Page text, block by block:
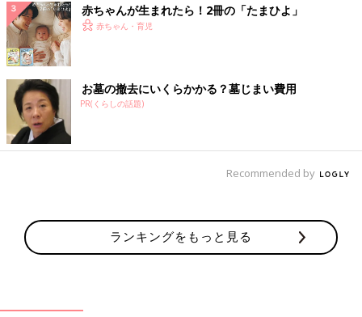
「『今までは子どもがいるからと諦めていたけど、これからはい
つでも受けられるのがうれしい！』『子どもがおとなしくテレビ
を見ていて、ゆっくり受けられてよかった。』などといった声が
寄せられています！」
ーー今後、店舗が増える予定はありますか？
「イーアス高尾店をモデルケースに、キッズスペース併設店を随
店のことをたくさんの子育て中のママさんに知っていただき、
や施術サービスを提供していきます！」
関連：眠っている間にどんどん美肌に！？夢のような”睡眠美容
子どもを連れて行けると子どものことを心配せずに心からリラッ
赤ちゃんが生まれたら！2冊の「たまひよ」
赤ちゃん・育児
お墓の撤去にいくらかかる？墓じまい費用
PR(くらしの話題)
Recommended by
ランキングをもっと見る